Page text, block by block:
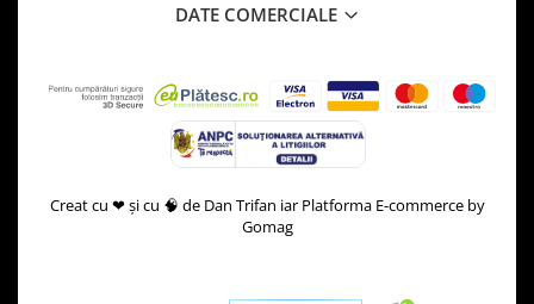
DATE COMERCIALE
Creat cu ❤ și cu 🧠 de Dan Trifan iar Platforma E-commerce by
Gomag